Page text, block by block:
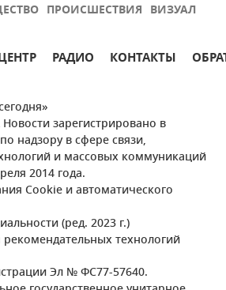
ПРОИСШЕСТВИЯ ВИЗУАЛ
РАДИО КОНТАКТЫ
зарегистрировано в
надзору в сфере связи,
и массовых коммуникаций
2014 года.
Cookie и автоматического
(ред. 2023 г.)
технологий
Эл № ФС77-57640.